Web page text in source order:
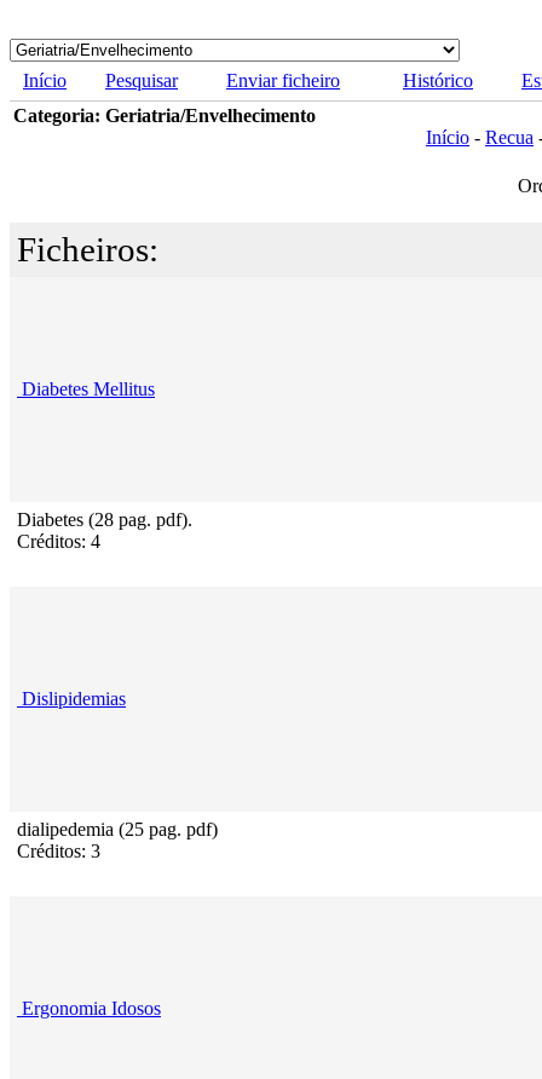
Início Pesquisar Enviar ficheiro Histórico
Categoria: Geriatria/Envelhecimento
Início - Recua
Ficheiros:
Diabetes Mellitus
Diabetes (28 pag. pdf).
Créditos: 4
Dislipidemias
dialipedemia (25 pag. pdf)
Créditos: 3
Ergonomia Idosos